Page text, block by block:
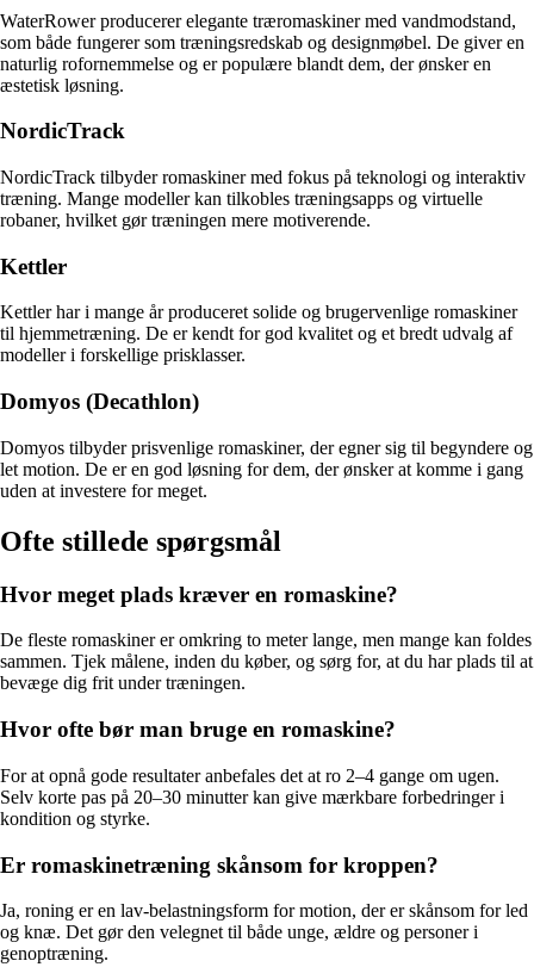
WaterRower producerer elegante træromaskiner med vandmodstand,
som både fungerer som træningsredskab og designmøbel. De giver en
naturlig rofornemmelse og er populære blandt dem, der ønsker en
æstetisk løsning.
NordicTrack
NordicTrack tilbyder romaskiner med fokus på teknologi og interaktiv
træning. Mange modeller kan tilkobles træningsapps og virtuelle
robaner, hvilket gør træningen mere motiverende.
Kettler
Kettler har i mange år produceret solide og brugervenlige romaskiner
til hjemmetræning. De er kendt for god kvalitet og et bredt udvalg af
modeller i forskellige prisklasser.
Domyos (Decathlon)
Domyos tilbyder prisvenlige romaskiner, der egner sig til begyndere og
let motion. De er en god løsning for dem, der ønsker at komme i gang
uden at investere for meget.
Ofte stillede spørgsmål
Hvor meget plads kræver en romaskine?
De fleste romaskiner er omkring to meter lange, men mange kan foldes
sammen. Tjek målene, inden du køber, og sørg for, at du har plads til at
bevæge dig frit under træningen.
Hvor ofte bør man bruge en romaskine?
For at opnå gode resultater anbefales det at ro 2–4 gange om ugen.
Selv korte pas på 20–30 minutter kan give mærkbare forbedringer i
kondition og styrke.
Er romaskinetræning skånsom for kroppen?
Ja, roning er en lav-belastningsform for motion, der er skånsom for led
og knæ. Det gør den velegnet til både unge, ældre og personer i
genoptræning.